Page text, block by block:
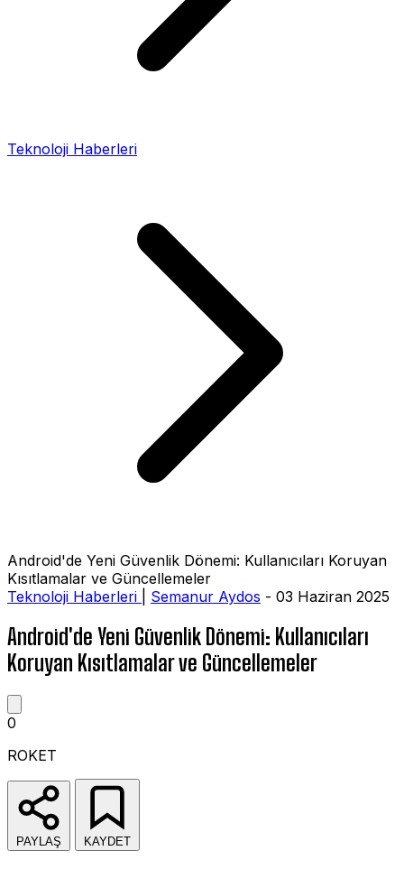
Teknoloji Haberleri
Android'de Yeni Güvenlik Dönemi: Kullanıcıları Koruyan
Kısıtlamalar ve Güncellemeler
Teknoloji Haberleri
Semanur Aydos - 03 Haziran 2025
Android'de Yeni Güvenlik Dönemi: Kullanıcıları
Koruyan Kısıtlamalar ve Güncellemeler
0
ROKET
PAYLAŞ KAYDET